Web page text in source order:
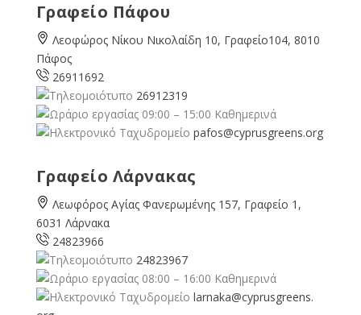
Γραφείο Πάφου
Λεοφώρος Νίκου Νικολαίδη 10, Γραφείο104, 8010
Πάφος
26911692
26912319
09:00 – 15:00 Καθημερινά
pafos@cyprusgreens.org
Γραφείο Λάρνακας
Λεωφόρος Αγίας Φανερωμένης 157, Γραφείο 1,
6031 Λάρνακα
24823966
24823967
08:00 – 16:00 Καθημερινά
larnaka@cyprusgreens.